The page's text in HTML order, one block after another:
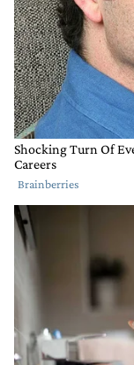
Respuesta de
Fernando
Responder a
El gobierno
no necesita
RESPONDER
Comentario de
Viva milei,
Se les
BALAda y
Respuesta de
Gabriel
Responder a